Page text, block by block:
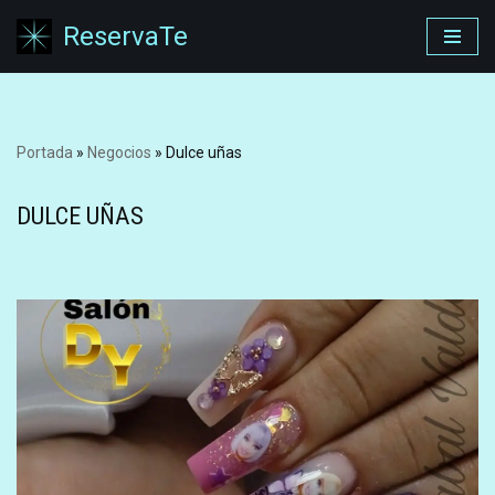
Saltar
ReservaTe
Portada » Negocios » Dulce uñas
DULCE UÑAS